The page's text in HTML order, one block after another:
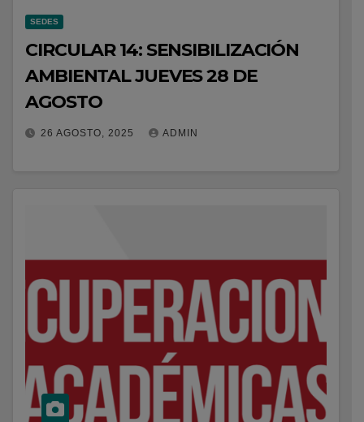
SEDES
CIRCULAR 14: SENSIBILIZACIÓN
AMBIENTAL JUEVES 28 DE
AGOSTO
26 AGOSTO, 2025 ADMIN